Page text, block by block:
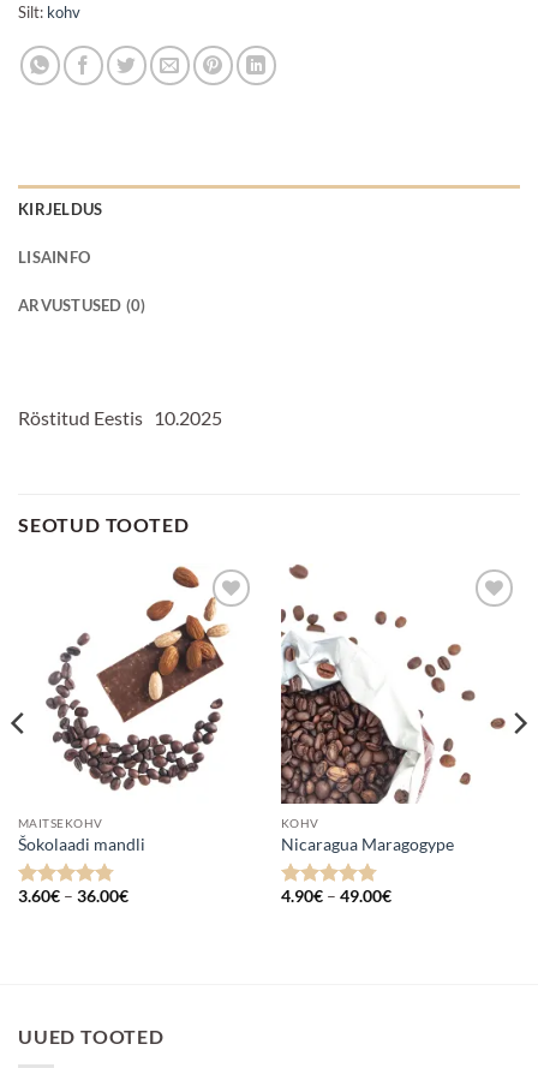
Silt: kohv
KIRJELDUS
LISAINFO
ARVUSTUSED (0)
Röstitud Eestis 10.2025
SEOTUD TOOTED
Lisa
lemmikuks
MAITSEKOHV
Šokolaadi mandli
Hinnanguga
3.60€ – 36.00€Hinnavahemik:
lemmikuks
KOHV
Nicaragua Maragogype
Hinnanguga
4.90€ – 49.00€Hinnavahemik:
UUED TOOTED